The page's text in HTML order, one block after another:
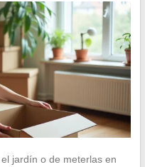
jardín o de meterlas en